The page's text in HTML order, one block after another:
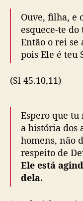
Ouve, filha, e
esquece-te
Então o rei se
pois Ele é teu
(Sl 45.10,11)
Espero que tu
a história dos
homens, não
respeito de
Ele está
dela.